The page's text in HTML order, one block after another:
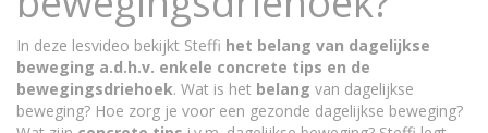
In deze lesvideo bekijkt Steffi het belang van dagelijkse
beweging a.d.h.v. enkele concrete tips en de
bewegingsdriehoek. Wat is het belang van dagelijkse
beweging? Hoe zorg je voor een gezonde dagelijkse beweging?